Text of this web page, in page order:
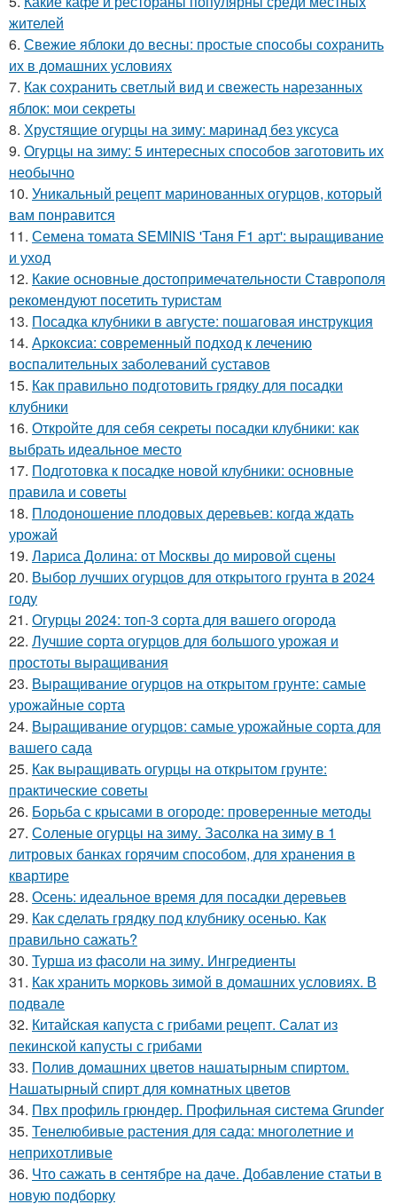
жителей
6. Свежие яблоки до весны: простые способы сохранить
их в домашних условиях
7. Как сохранить светлый вид и свежесть нарезанных
яблок: мои секреты
8. Хрустящие огурцы на зиму: маринад без уксуса
9. Огурцы на зиму: 5 интересных способов заготовить их
необычно
10. Уникальный рецепт маринованных огурцов, который
вам понравится
11. Семена томата SEMINIS 'Таня F1 арт': выращивание
и уход
12. Какие основные достопримечательности Ставрополя
рекомендуют посетить туристам
13. Посадка клубники в августе: пошаговая инструкция
14. Аркоксиа: современный подход к лечению
воспалительных заболеваний суставов
15. Как правильно подготовить грядку для посадки
клубники
16. Откройте для себя секреты посадки клубники: как
выбрать идеальное место
17. Подготовка к посадке новой клубники: основные
правила и советы
18. Плодоношение плодовых деревьев: когда ждать
урожай
19. Лариса Долина: от Москвы до мировой сцены
20. Выбор лучших огурцов для открытого грунта в 2024
году
21. Огурцы 2024: топ-3 сорта для вашего огорода
22. Лучшие сорта огурцов для большого урожая и
простоты выращивания
23. Выращивание огурцов на открытом грунте: самые
урожайные сорта
24. Выращивание огурцов: самые урожайные сорта для
вашего сада
25. Как выращивать огурцы на открытом грунте:
практические советы
26. Борьба с крысами в огороде: проверенные методы
27. Соленые огурцы на зиму. Засолка на зиму в 1
литровых банках горячим способом, для хранения в
квартире
28. Осень: идеальное время для посадки деревьев
29. Как сделать грядку под клубнику осенью. Как
правильно сажать?
30. Турша из фасоли на зиму. Ингредиенты
31. Как хранить морковь зимой в домашних условиях. В
подвале
32. Китайская капуста с грибами рецепт. Салат из
пекинской капусты с грибами
33. Полив домашних цветов нашатырным спиртом.
Нашатырный спирт для комнатных цветов
34. Пвх профиль грюндер. Профильная система Grunder
35. Тенелюбивые растения для сада: многолетние и
неприхотливые
36. Что сажать в сентябре на даче. Добавление статьи в
новую подборку